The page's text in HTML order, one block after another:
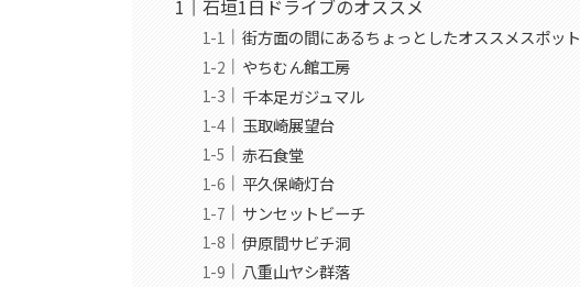
石垣1日ドライブのオススメ
街方面の間にあるちょっとしたオススメスポット
やちむん館工房
千本足ガジュマル
玉取崎展望台
赤石食堂
平久保崎灯台
サンセットビーチ
伊原間サビチ洞
八重山ヤシ群落